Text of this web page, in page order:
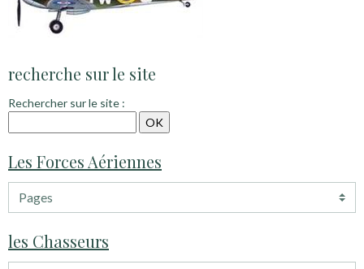
recherche sur le site
Rechercher sur le site :
Les Forces Aériennes
les Chasseurs